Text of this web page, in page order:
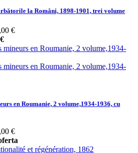
la Români, 1898-1901, trei volume
€
en Roumanie, 2 volume,1934-1936, cu
€